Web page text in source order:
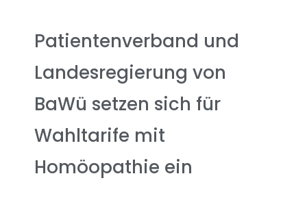
Patientenverband und
Landesregierung von
BaWü setzen sich für
Wahltarife mit
Homöopathie ein